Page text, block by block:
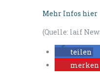
Mehr Infos hier
(Quelle: laif
teilen
merken